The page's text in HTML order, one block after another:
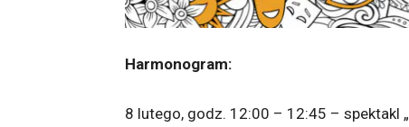
Harmonogram:
8 lutego, godz. 12:00 – 12:45 – spektakl